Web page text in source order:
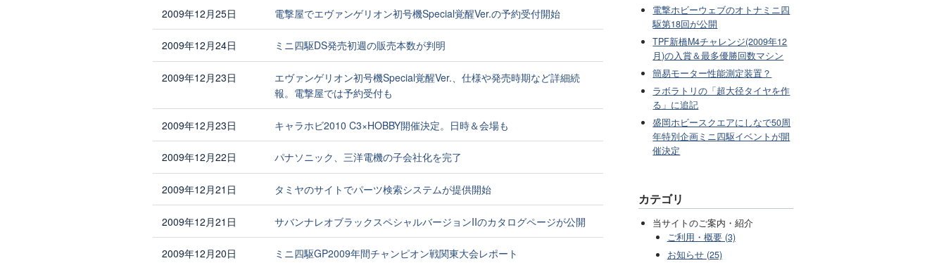
2009年12月25日 電撃屋でエヴァンゲリオン初号機Special覚醒Ver.の予約受付開始
2009年12月24日 ミニ四駆DS発売初週の販売本数が判明
2009年12月23日
エヴァンゲリオン初号機Special覚醒Ver.、仕様や発売時期など詳細続
報。電撃屋では予約受付も
2009年12月23日 キャラホビ2010 C3×HOBBY開催決定。日時＆会場も
2009年12月22日 パナソニック、三洋電機の子会社化を完了
2009年12月21日 タミヤのサイトでパーツ検索システムが提供開始
2009年12月21日 サバンナレオブラックスペシャルバージョンIIのカタログページが公開
2009年12月20日 ミニ四駆GP2009年間チャンピオン戦関東大会レポート
電撃ホビーウェブのオトナミニ四
駆第18回が公開
TPF新橋M4チャレンジ(2009年12
月)の入賞＆最多優勝回数マシン
簡易モーター性能測定装置？
ラボラトリの「超大径タイヤを作
る」に追記
盛岡ホビースクエアにしなで50周
年特別企画ミニ四駆イベントが開
催決定
カテゴリ
当サイトのご案内・紹介
ご利用・概要 (3)
お知らせ (25)